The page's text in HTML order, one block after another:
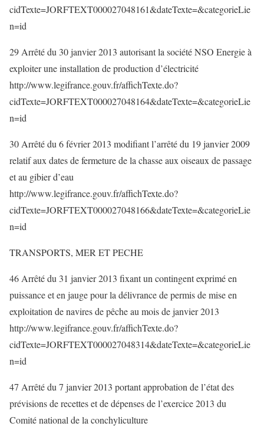
cidTexte=JORFTEXT000027048161&dateTexte=&categorieLie
n=id
29 Arrêté du 30 janvier 2013 autorisant la société NSO Energie à
exploiter une installation de production d’électricité
http://www.legifrance.gouv.fr/affichTexte.do?
cidTexte=JORFTEXT000027048164&dateTexte=&categorieLie
n=id
30 Arrêté du 6 février 2013 modifiant l’arrêté du 19 janvier 2009
relatif aux dates de fermeture de la chasse aux oiseaux de passage
et au gibier d’eau
http://www.legifrance.gouv.fr/affichTexte.do?
cidTexte=JORFTEXT000027048166&dateTexte=&categorieLie
n=id
TRANSPORTS, MER ET PECHE
46 Arrêté du 31 janvier 2013 fixant un contingent exprimé en
puissance et en jauge pour la délivrance de permis de mise en
exploitation de navires de pêche au mois de janvier 2013
http://www.legifrance.gouv.fr/affichTexte.do?
cidTexte=JORFTEXT000027048314&dateTexte=&categorieLie
n=id
47 Arrêté du 7 janvier 2013 portant approbation de l’état des
prévisions de recettes et de dépenses de l’exercice 2013 du
Comité national de la conchyliculture